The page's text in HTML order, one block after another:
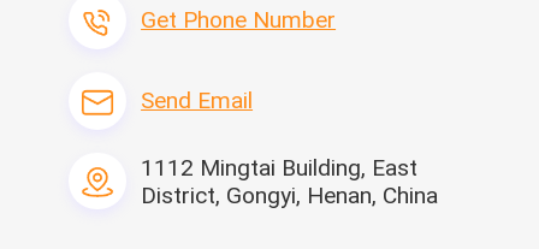
Get Phone Number
Send Email
1112 Mingtai Building, East
District, Gongyi, Henan, China